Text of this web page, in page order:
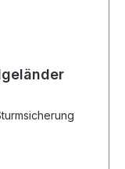
verzinkt • Mit Sturmsicherung